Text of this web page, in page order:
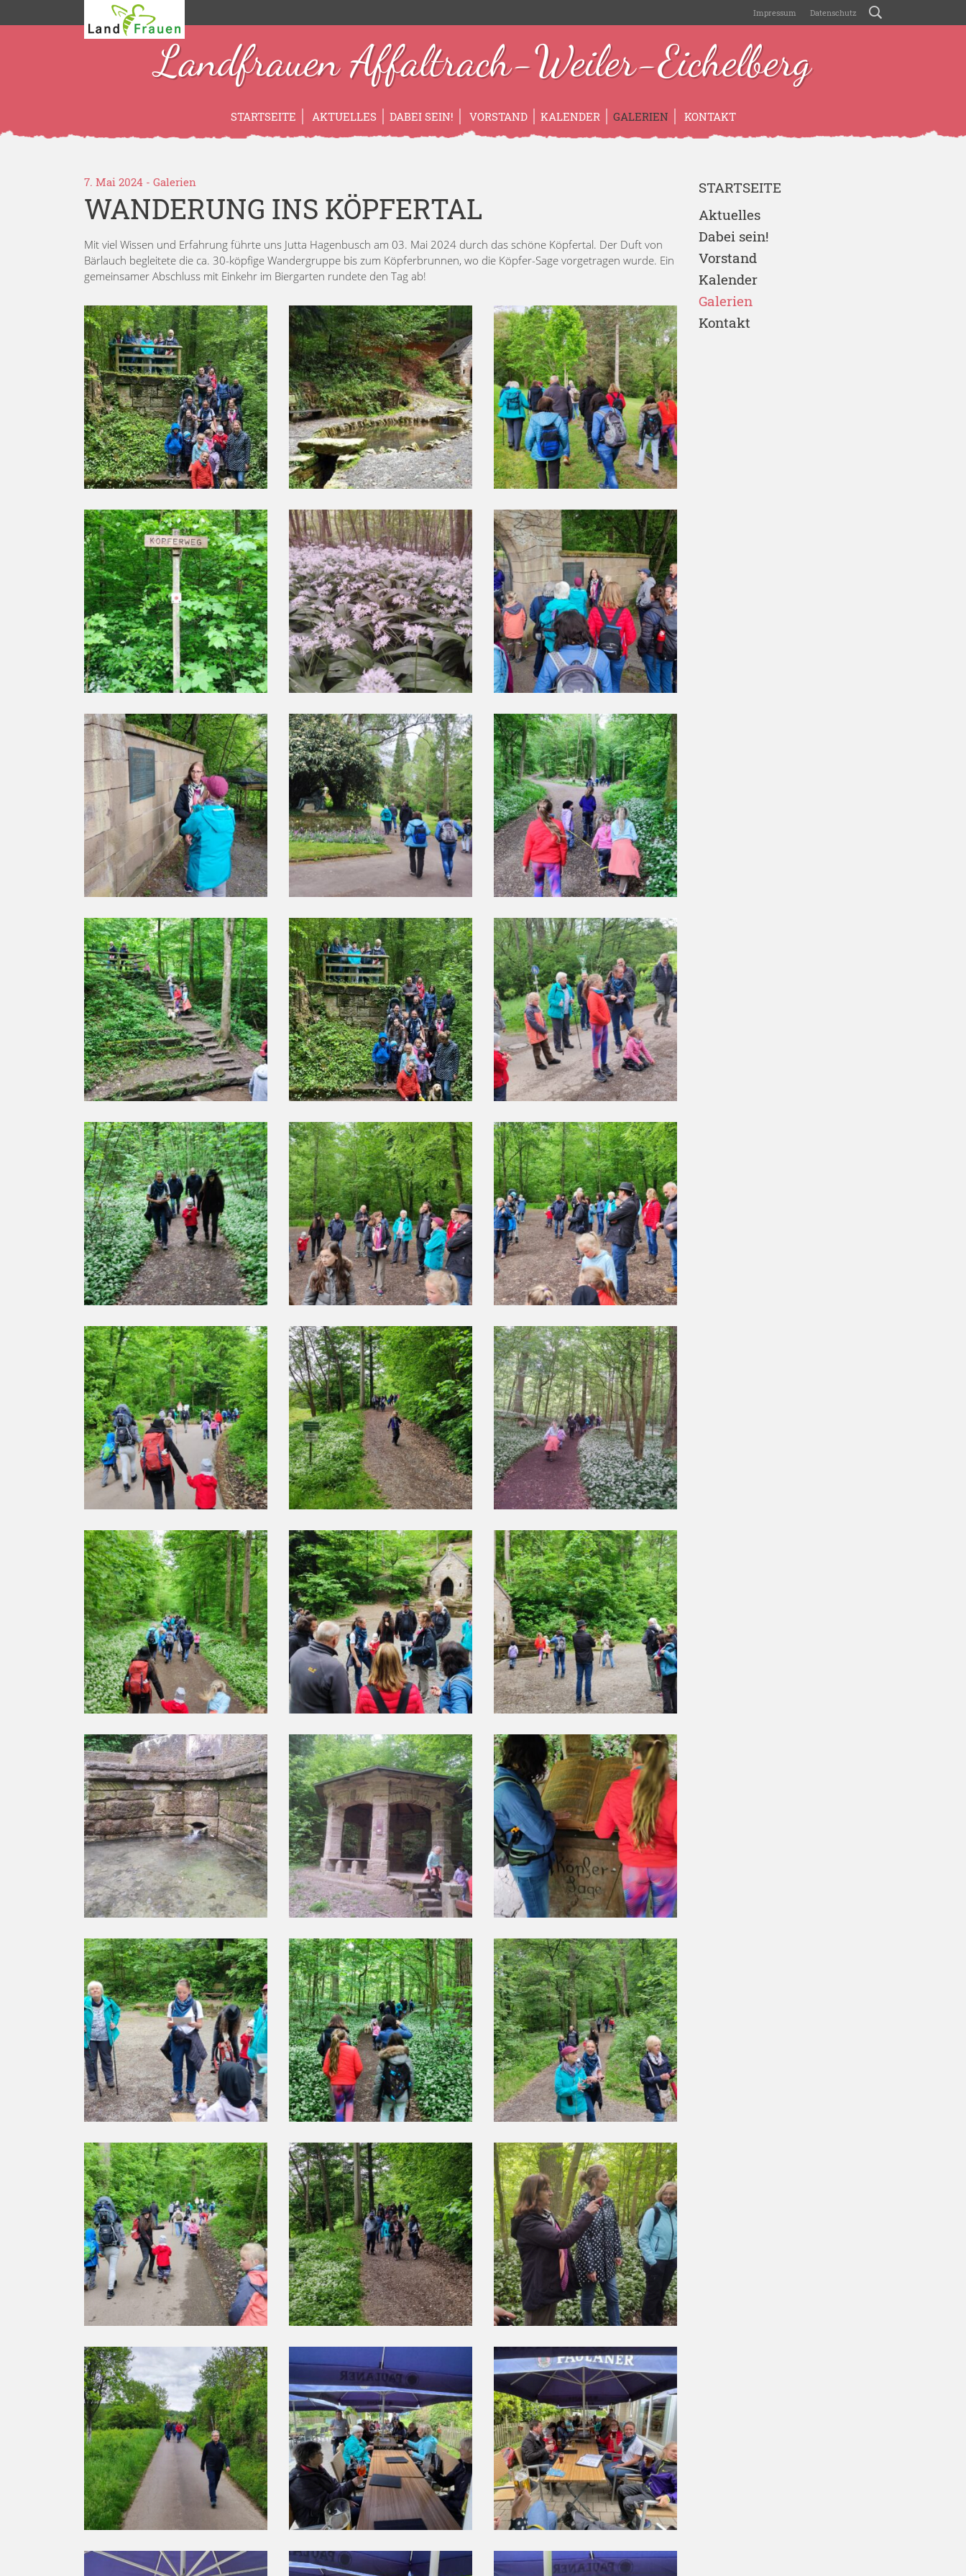
Impressum Datenschutz
Landfrauen Affaltrach-Weiler-Eichelberg
STARTSEITE AKTUELLES DABEI SEIN! VORSTAND KALENDER GALERIEN KONTAKT
7. Mai 2024 - Galerien
WANDERUNG INS KÖPFERTAL
Mit viel Wissen und Erfahrung führte uns Jutta Hagenbusch am 03. Mai 2024 durch das schöne Köpfertal. Der Duft von
Bärlauch begleitete die ca. 30-köpfige Wandergruppe bis zum Köpferbrunnen, wo die Köpfer-Sage vorgetragen wurde. Ein
gemeinsamer Abschluss mit Einkehr im Biergarten rundete den Tag ab!
STARTSEITE
Aktuelles
Dabei sein!
Vorstand
Kalender
Galerien
Kontakt